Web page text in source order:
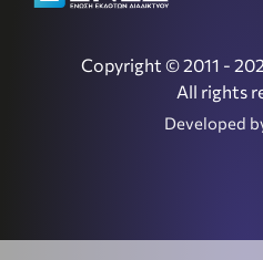
Copyright © 2011 -
All rights
Developed